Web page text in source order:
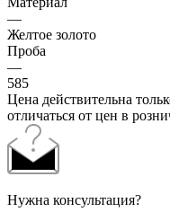
—
Желтое золото
Проба
—
585
Цена действительна
отличаться от цен в
Нужна консультация?